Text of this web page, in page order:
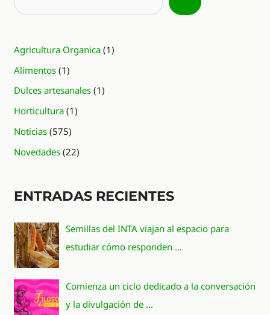
Agricultura Organica (1)
Alimentos (1)
Dulces artesanales (1)
Horticultura (1)
Noticias (575)
Novedades (22)
ENTRADAS RECIENTES
Semillas del INTA viajan al espacio para
estudiar cómo responden …
Comienza un ciclo dedicado a la conversación
y la divulgación de …